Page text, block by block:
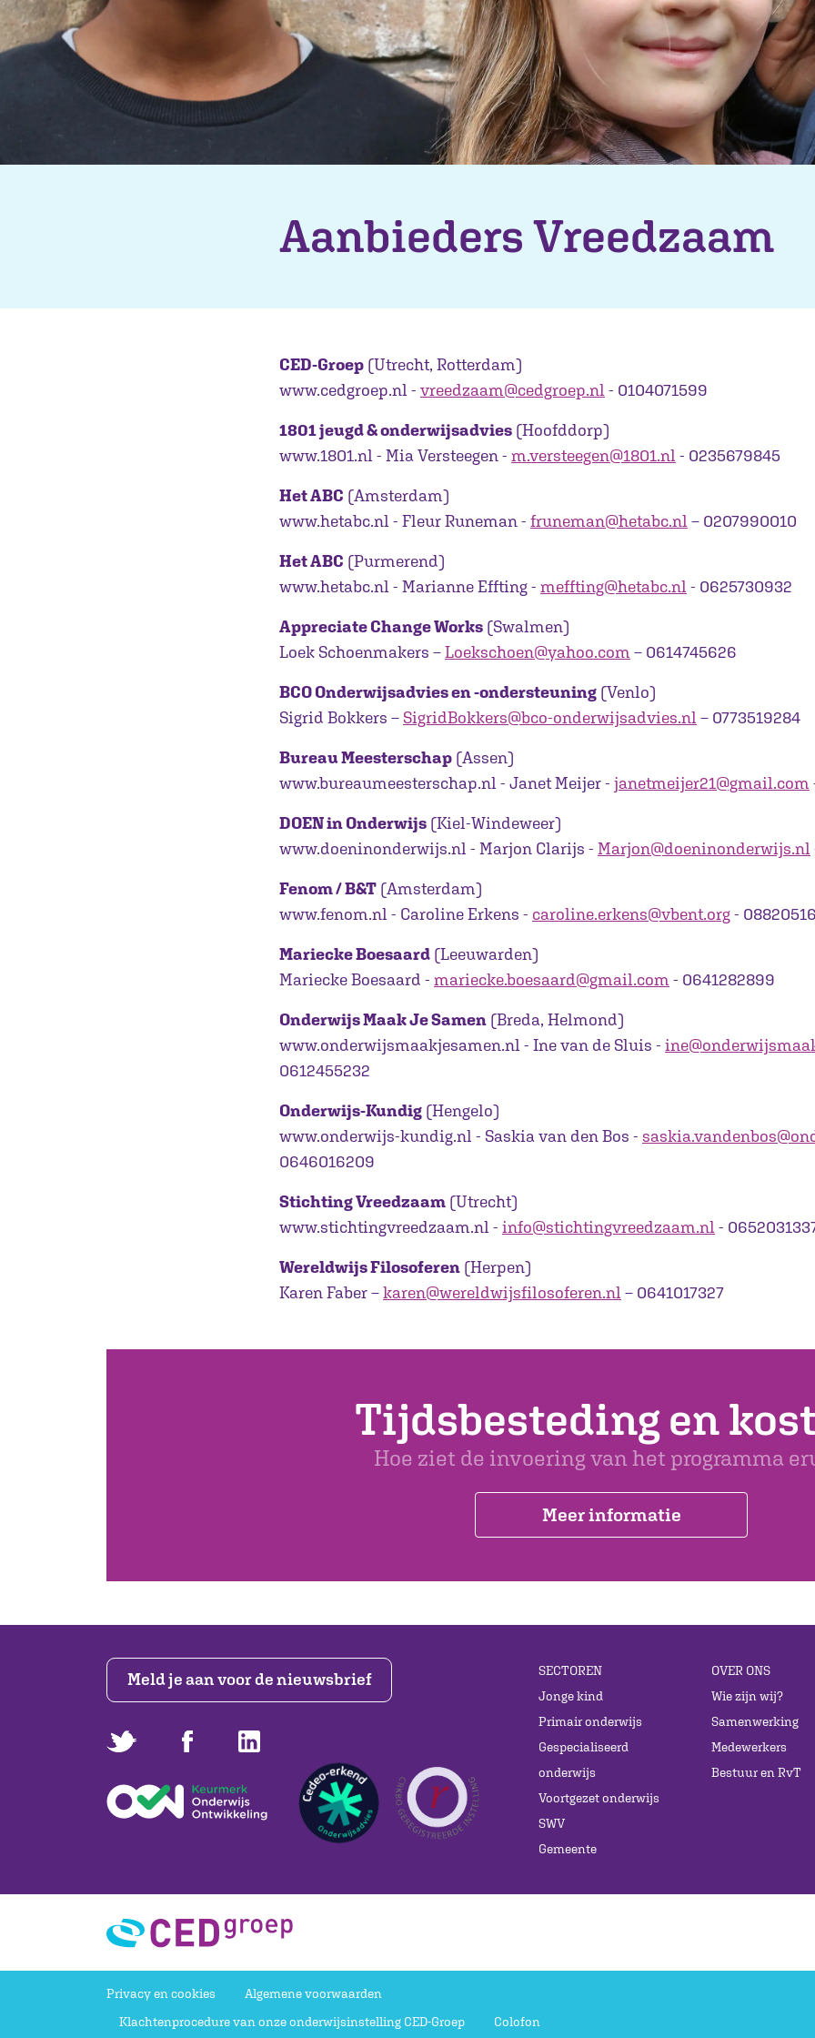
Aanbieders Vreedzaam
CED-Groep (Utrecht, Rotterdam)
www.cedgroep.nl - vreedzaam@cedgroep.nl - 0104071599
1801 jeugd & onderwijsadvies (Hoofddorp)
www.1801.nl - Mia Versteegen - m.versteegen@1801.nl - 0235679845
Het ABC (Amsterdam)
www.hetabc.nl - Fleur Runeman - fruneman@hetabc.nl – 0207990010
Het ABC (Purmerend)
www.hetabc.nl - Marianne Effting - meffting@hetabc.nl - 0625730932
Appreciate Change Works (Swalmen)
Loek Schoenmakers –Loekschoen@yahoo.com – 0614745626
BCO Onderwijsadvies en -ondersteuning (Venlo)
Sigrid Bokkers – SigridBokkers@bco-onderwijsadvies.nl – 0773519284
Bureau Meesterschap (Assen)
www.bureaumeesterschap.nl - Janet Meijer - janetmeijer21@gmail.com
DOEN in Onderwijs (Kiel-Windeweer)
www.doeninonderwijs.nl - Marjon Clarijs - Marjon@doeninonderwijs.nl
Fenom / B&T (Amsterdam)
www.fenom.nl - Caroline Erkens - caroline.erkens@vbent.org-
Mariecke Boesaard (Leeuwarden)
Mariecke Boesaard - mariecke.boesaard@gmail.com - 0641282899
Onderwijs Maak Je Samen (Breda, Helmond)
www.onderwijsmaakjesamen.nl - Ine van de Sluis -
0612455232
Onderwijs-Kundig (Hengelo)
www.onderwijs-kundig.nl - Saskia van den Bos -
0646016209
Stichting Vreedzaam (Utrecht)
www.stichtingvreedzaam.nl - info@stichtingvreedzaam.nl -
Wereldwijs Filosoferen (Herpen)
Karen Faber –karen@wereldwijsfilosoferen.nl – 0641017327
Tijdsbesteding en
Hoe ziet de invoering van het programma
Meer informatie
Meld je aan voor de nieuwsbrief
SECTOREN
Jonge kind
Primair onderwijs
Gespecialiseerd
onderwijs
Voortgezet onderwijs
SWV
Gemeente
OVER ONS
Wie zijn wij?
Samenwerking
Medewerkers
Bestuur en RvT
Privacy en cookies
Algemene voorwaarden
Klachtenprocedure van onze onderwijsinstelling CED-Groep
Colofon